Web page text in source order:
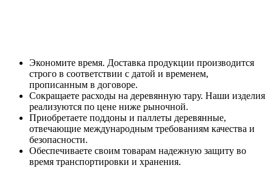
Экономите время. Доставка продукции производится
строго в соответствии с датой и временем,
прописанным в договоре.
Сокращаете расходы на деревянную тару. Наши изделия
реализуются по цене ниже рыночной.
Приобретаете поддоны и паллеты деревянные,
отвечающие международным требованиям качества и
безопасности.
Обеспечиваете своим товарам надежную защиту во
время транспортировки и хранения.